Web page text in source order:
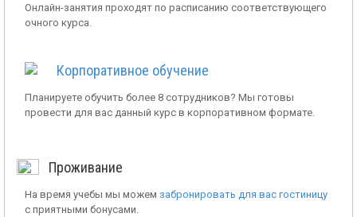
Онлайн-занятия проходят по расписанию соответствующего
очного курса.
Корпоративное обучение
Планируете обучить более 8 сотрудников? Мы готовы
провести для вас данный курс в корпоративном формате.
Проживание
На время учебы мы можем забронировать для вас гостиницу
с приятными бонусами.